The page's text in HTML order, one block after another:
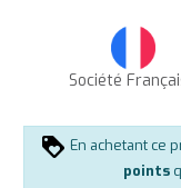
Société
En achetant ce
points